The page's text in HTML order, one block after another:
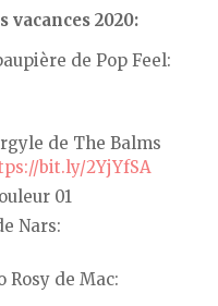
2020:
de Pop Feel:
de The Balms
bit.ly/2YjYfSA
01
Nars:
Rosy de Mac: